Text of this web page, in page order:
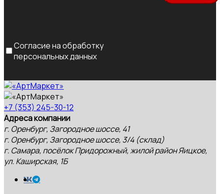
Согласие на обработку
персональных данных
+7 (353) 245-30-12
Адреса компании
г. Оренбург, Загородное шоссе, 41
г. Оренбург, Загородное шоссе, 3/4 (склад)
г. Самара, посёлок Придорожный, жилой район Яицкое,
ул. Каширская, 1Б